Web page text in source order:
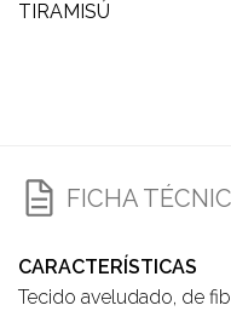
TIRAMISÚ
FICHA
CARACTERÍSTICAS
Tecido aveludado, de